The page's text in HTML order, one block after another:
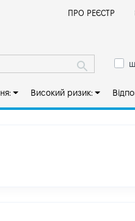
ПРО РЕЄСТР
Високий ризик: